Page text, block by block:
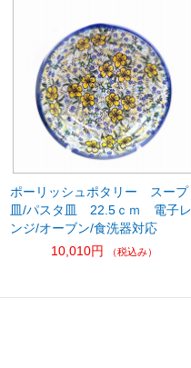
ポーリッシュポタリー スープ
皿/パスタ皿 22.5ｃｍ 電子レ
ンジ/オーブン/食洗器対応
10,010円
（税込み）